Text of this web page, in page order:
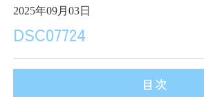
2025年09月03日
DSC07724
目次